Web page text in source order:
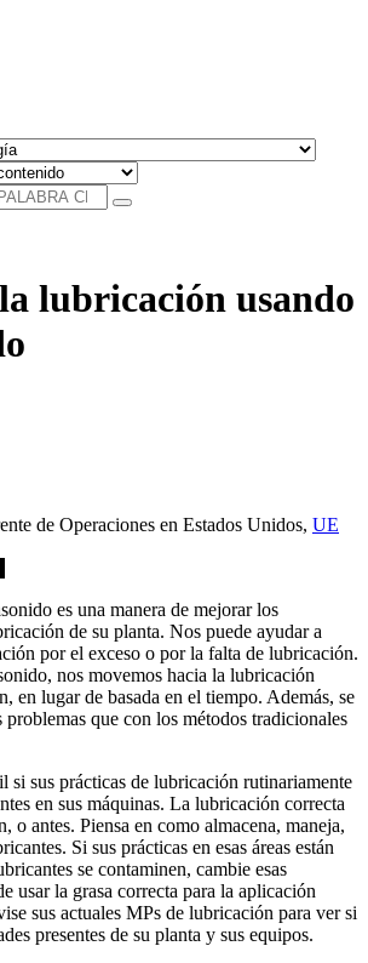
lubricación usando
de Operaciones en Estados Unidos, UE
es una manera de mejorar los
de su planta. Nos puede ayudar a
por el exceso o por la falta de lubricación.
nos movemos hacia la lubricación
en lugar de basada en el tiempo. Además, se
problemas que con los métodos tradicionales
si sus prácticas de lubricación rutinariamente
en sus máquinas. La lubricación correcta
o antes. Piensa en como almacena, maneja,
Si sus prácticas en esas áreas están
se contaminen, cambie esas
usar la grasa correcta para la aplicación
sus actuales MPs de lubricación para ver si
presentes de su planta y sus equipos.